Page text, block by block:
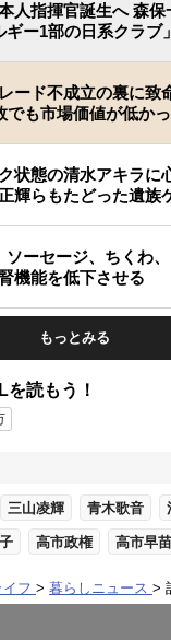
人指揮官誕生へ 森
ギー1部の日系クラブ
ード不成立の裏に致
でも市場価値が低か
状態の清水アキラ
輝らもたどった遺族
ソーセージ、ちくわ
機能を低下させる
もっとみる
を読もう！
三山凌輝 青木歌音
高市政権 高市早苗
イフ 暮らしニュース